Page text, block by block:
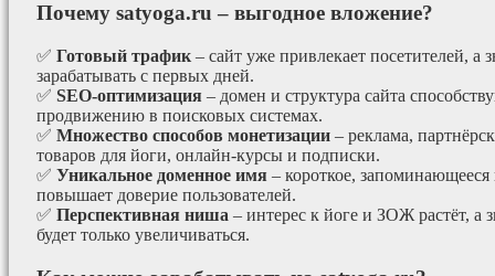
Почему satyoga.ru – выгодное вложение?
✅ Готовый трафик – сайт уже привлекает посетителей, а
зарабатывать с первых дней.
✅ SEO-оптимизация – домен и структура сайта
продвижению в поисковых системах.
✅ Множество способов монетизации – реклама,
товаров для йоги, онлайн-курсы и подписки.
✅ Уникальное доменное имя – короткое, запоминающееся
повышает доверие пользователей.
✅ Перспективная ниша – интерес к йоге и ЗОЖ растёт, а
будет только увеличиваться.